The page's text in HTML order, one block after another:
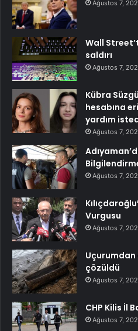
Ağustos 7,
Wall
saldırı
Ağustos 7,
Kübra
hesabına
yardım
Ağustos 7,
Ağustos 7,
Vurgusu
Ağustos 7,
çözüldü
Ağustos 7,
CHP Kilis İl
Ağustos 7,